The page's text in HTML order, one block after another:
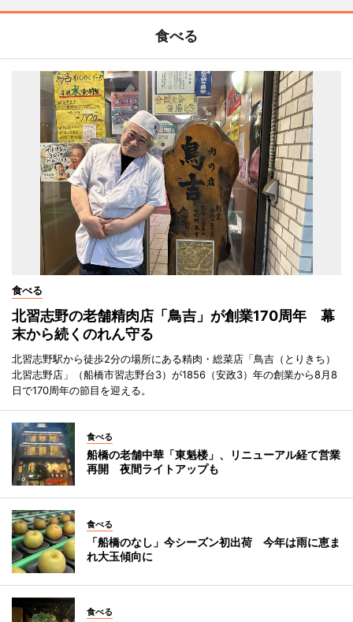
食べる
食べる
北習志野の老舗精肉店「鳥吉」が創業170周年 幕
末から続くのれん守る
北習志野駅から徒歩2分の場所にある精肉・総菜店「鳥吉（とりきち）
北習志野店」（船橋市習志野台3）が1856（安政3）年の創業から8月8
日で170周年の節目を迎える。
食べる
船橋の老舗中華「東魁楼」、リニューアル経て営業
再開 夜間ライトアップも
食べる
「船橋のなし」今シーズン初出荷 今年は雨に恵ま
れ大玉傾向に
食べる